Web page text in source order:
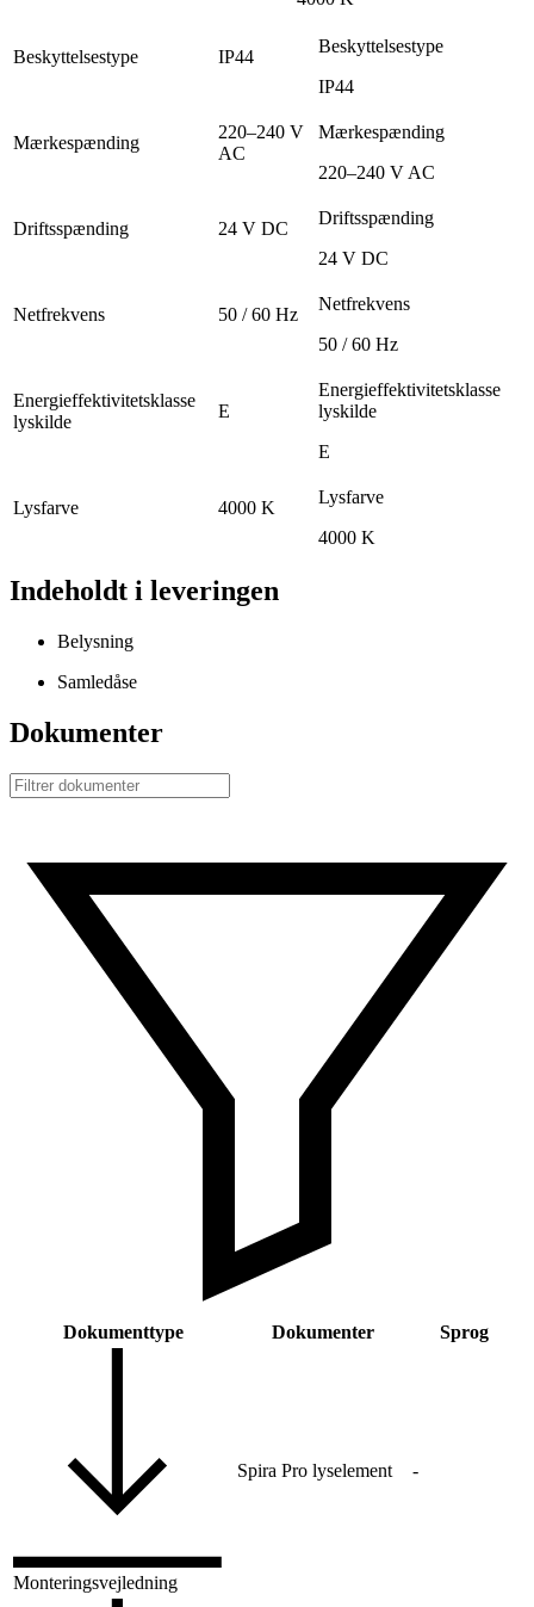
Beskyttelsestype IP44
Beskyttelsestype
IP44
Mærkespænding
220–240 V
AC
Mærkespænding
220–240 V AC
Driftsspænding 24 V DC
Driftsspænding
24 V DC
Netfrekvens 50 / 60 Hz
Netfrekvens
50 / 60 Hz
Energieffektivitetsklasse
lyskilde
E
Energieffektivitetsklasse
lyskilde
E
Lysfarve 4000 K
Lysfarve
4000 K
Indeholdt i leveringen
Belysning
Samledåse
Dokumenter
Dokumenttype Dokumenter Sprog
Monteringsvejledning
Spira Pro lyselement -